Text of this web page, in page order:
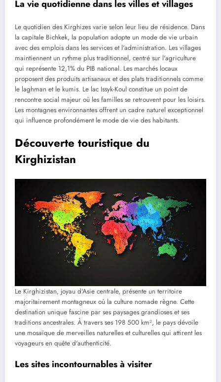
La vie quotidienne dans les villes et villages
Le quotidien des Kirghizes varie selon leur lieu de résidence. Dans
la capitale Bichkek, la population adopte un mode de vie urbain
avec des emplois dans les services et l'administration. Les villages
maintiennent un rythme plus traditionnel, centré sur l'agriculture
qui représente 12,1% du PIB national. Les marchés locaux
proposent des produits artisanaux et des plats traditionnels comme
le laghman et le kumis. Le lac Issyk-Koul constitue un point de
rencontre social majeur où les familles se retrouvent pour les loisirs.
Les montagnes environnantes offrent un cadre naturel exceptionnel
qui influence profondément le mode de vie des habitants.
Découverte touristique du
Kirghizistan
Le Kirghizistan, joyau d'Asie centrale, présente un territoire
majoritairement montagneux où la culture nomade règne. Cette
destination unique fascine par ses paysages grandioses et ses
traditions ancestrales. À travers ses 198 500 km², le pays dévoile
une mosaïque de merveilles naturelles et culturelles qui attirent les
voyageurs en quête d'authenticité.
Les sites incontournables à visiter